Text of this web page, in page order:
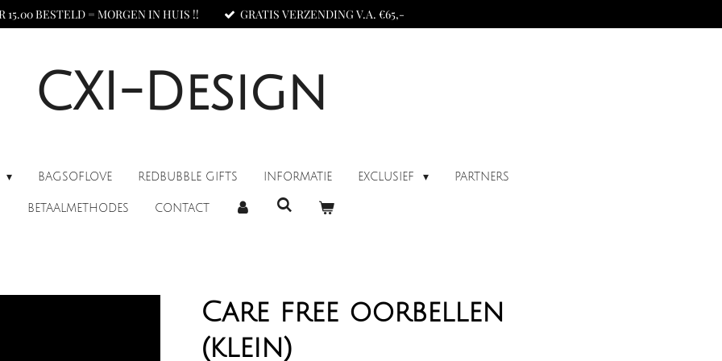
15.00 BESTELD = MORGEN IN HUIS !! GRATIS VERZENDING V.A. €65,-
CXI-Design
BAGSOFLOVE REDBUBBLE GIFTS INFORMATIE EXCLUSIEF PARTNERS
BETAALMETHODES CONTACT
Care free oorbellen
(klein)